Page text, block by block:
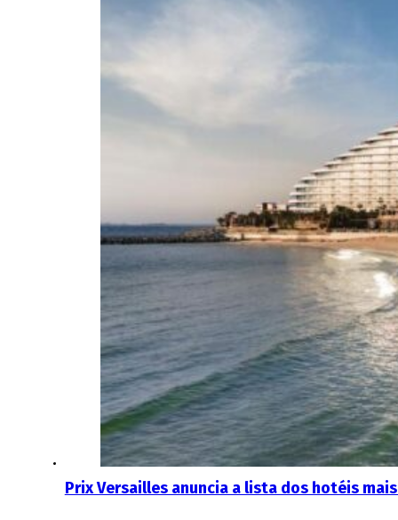
Prix ​​Versailles anuncia a lista dos hotéis